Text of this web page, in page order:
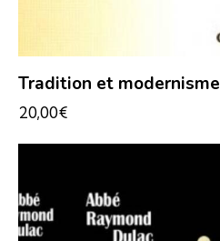
Tradition et modernisme
20,00€